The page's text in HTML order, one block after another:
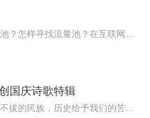
国庆诗歌特辑